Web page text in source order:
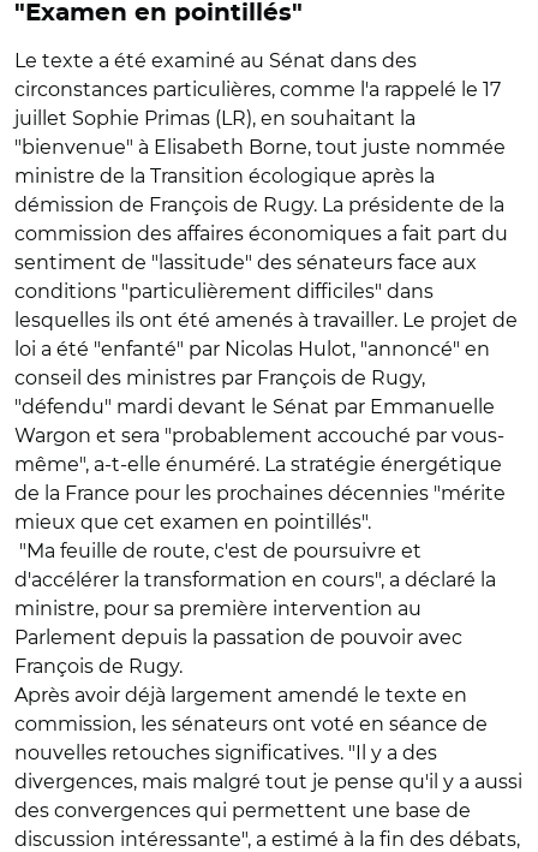
"Examen en pointillés"
Le texte a été examiné au Sénat dans des
circonstances particulières, comme l'a rappelé le 17
juillet Sophie Primas (LR), en souhaitant la
"bienvenue" à Elisabeth Borne, tout juste nommée
ministre de la Transition écologique après la
démission de François de Rugy. La présidente de la
commission des affaires économiques a fait part du
sentiment de "lassitude" des sénateurs face aux
conditions "particulièrement difficiles" dans
lesquelles ils ont été amenés à travailler. Le projet de
loi a été "enfanté" par Nicolas Hulot, "annoncé" en
conseil des ministres par François de Rugy,
"défendu" mardi devant le Sénat par Emmanuelle
Wargon et sera "probablement accouché par vous-
même", a-t-elle énuméré. La stratégie énergétique
de la France pour les prochaines décennies "mérite
mieux que cet examen en pointillés".
"Ma feuille de route, c'est de poursuivre et
d'accélérer la transformation en cours", a déclaré la
ministre, pour sa première intervention au
Parlement depuis la passation de pouvoir avec
François de Rugy.
Après avoir déjà largement amendé le texte en
commission, les sénateurs ont voté en séance de
nouvelles retouches significatives. "Il y a des
divergences, mais malgré tout je pense qu'il y a aussi
des convergences qui permettent une base de
discussion intéressante", a estimé à la fin des débats,